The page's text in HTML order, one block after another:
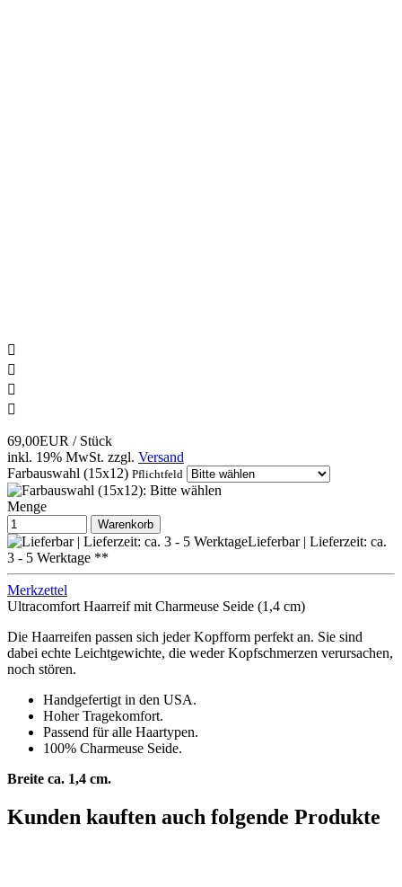




69,00EUR / Stück
inkl. 19% MwSt. zzgl. Versand
Farbauswahl (15x12) Pflichtfeld
Menge
Warenkorb
Lieferbar | Lieferzeit: ca.
3 - 5 Werktage **
Merkzettel
Ultracomfort Haarreif mit Charmeuse Seide (1,4 cm)
Die Haarreifen passen sich jeder Kopfform perfekt an. Sie sind
dabei echte Leichtgewichte, die weder Kopfschmerzen verursachen,
noch stören.
Handgefertigt in den USA.
Hoher Tragekomfort.
Passend für alle Haartypen.
100% Charmeuse Seide.
Breite ca. 1,4 cm.
Kunden kauften auch folgende Produkte